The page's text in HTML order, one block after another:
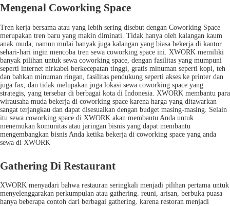
Mengenal Coworking Space
Tren kerja bersama atau yang lebih sering disebut dengan Coworking Space
merupakan tren baru yang makin diminati. Tidak hanya oleh kalangan kaum
anak muda, namun mulai banyak juga kalangan yang biasa bekerja di kantor
sehari-hari ingin mencoba tren sewa coworking space ini. XWORK memiliki
banyak pilihan untuk sewa coworking space, dengan fasilitas yang mumpuni
seperti internet nirkabel berkecepatan tinggi, gratis minuman seperti kopi, teh
dan bahkan minuman ringan, fasilitas pendukung seperti akses ke printer dan
juga fax, dan tidak melupakan juga lokasi sewa coworking space yang
strategis, yang tersebar di berbagai kota di Indonesia. XWORK membantu para
wirausaha muda bekerja di coworking space karena harga yang ditawarkan
sangat terjangkau dan dapat disesuaikan dengan budget masing-masing. Selain
itu sewa coworking space di XWORK akan membantu Anda untuk
menemukan komunitas atau jaringan bisnis yang dapat membantu
mengembangkan bisnis Anda ketika bekerja di coworking space yang anda
sewa di XWORK
Gathering Di Restaurant
XWORK menyadari bahwa restauran seringkali menjadi pilihan pertama untuk
menyelenggarakan perkumpulan atau gathering. reuni, arisan, berbuka puasa
hanya beberapa contoh dari berbagai gathering. karena restoran menjadi